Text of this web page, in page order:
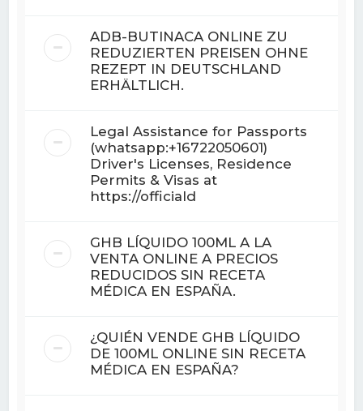
ADB-BUTINACA ONLINE ZU
REDUZIERTEN PREISEN OHNE
REZEPT IN DEUTSCHLAND
ERHÄLTLICH.
Legal Assistance for Passports
(whatsapp:+16722050601)
Driver's Licenses, Residence
Permits & Visas at
https://officiald
GHB LÍQUIDO 100ML A LA
VENTA ONLINE A PRECIOS
REDUCIDOS SIN RECETA
MÉDICA EN ESPAÑA.
¿QUIÉN VENDE GHB LÍQUIDO
DE 100ML ONLINE SIN RECETA
MÉDICA EN ESPAÑA?